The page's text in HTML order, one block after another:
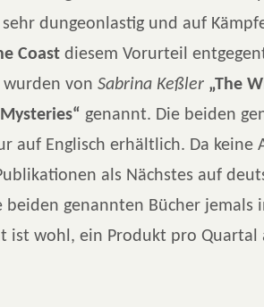
dungeonlastig und auf
Coast diesem Vorurteil
von Sabrina Keßler „The
genannt. Die beiden
auf Englisch erhältlich. Da keine
als Nächstes auf
genannten Bücher jemals
ist wohl, ein Produkt pro Quartal